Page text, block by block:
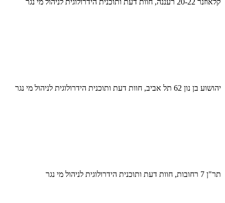
יהושוע בן נון 62 תל אביב, חוות דעת ותוכנית הידרולוגית לניהול מי נגר
תר"ן 7 רחובות, חוות דעת ותוכנית הידרולוגית לניהול מי נגר